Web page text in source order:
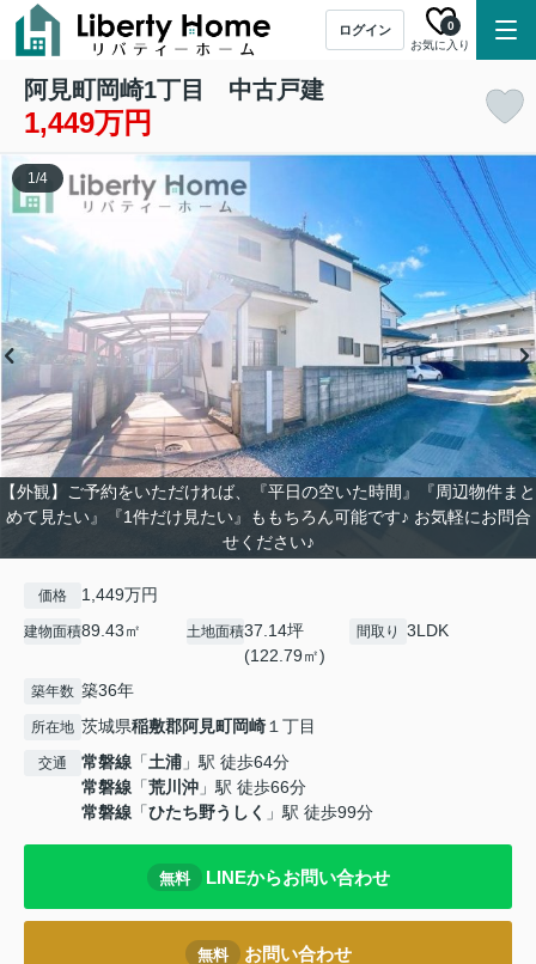
ログイン
お気に入り
0
阿見町岡崎1丁目 中古戸建
1,449万円
【外観】ご予約をいただければ、『平日の空いた時間』『周辺物件まと
めて見たい』『1件だけ見たい』ももちろん可能です♪ お気軽にお問合
せください♪
1/4
価格 1,449万円
建物面積89.43㎡ 土地面積37.14坪
(122.79㎡)
間取り 3LDK
築年数 築36年
所在地 茨城県稲敷郡阿見町岡崎１丁目
交通 常磐線 「土浦 」駅 徒歩64分
常磐線 「荒川沖 」駅 徒歩66分
常磐線 「ひたち野うしく 」駅 徒歩99分
無料 LINEからお問い合わせ
無料 お問い合わせ